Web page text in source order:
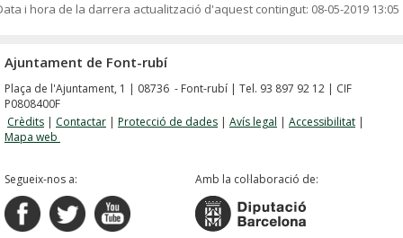
i hora de la darrera actualització d'aquest contingut: 08-05-2019 13:05
Ajuntament de Font-rubí
Plaça de l'Ajuntament, 1 | 08736 - Font-rubí | Tel. 93 897 92 12 | CIF
P0808400F
Crèdits | Contactar | Protecció de dades | Avís legal | Accessibilitat |
Mapa web
Segueix-nos a: Amb la col·laboració de: